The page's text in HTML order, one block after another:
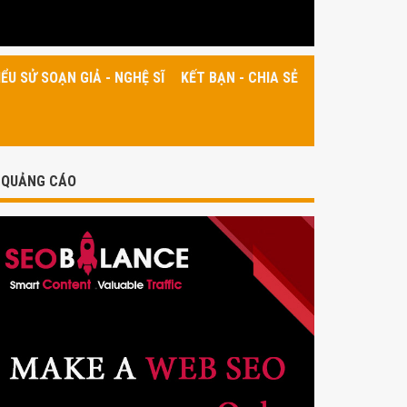
SỬ SOẠN GIẢ - NGHỆ SĨ KẾT BẠN - CHIA SẺ
QUẢNG CÁO